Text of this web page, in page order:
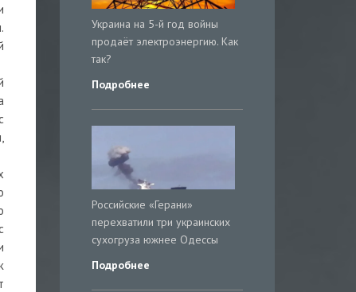
Украина на 5-й год войны
продаёт электроэнергию. Как
так?
Подробнее
Российские «Герани»
перехватили три украинских
сухогруза южнее Одессы
Подробнее